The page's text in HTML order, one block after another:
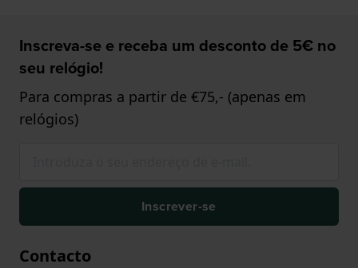
Inscreva-se e receba um desconto de 5€ no
seu relógio!
Para compras a partir de €75,- (apenas em
relógios)
Inscrever-se
Contacto